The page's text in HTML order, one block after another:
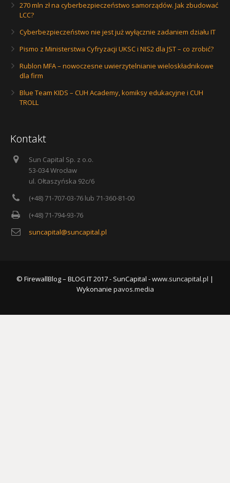
270 mln zł na cyberbezpieczeństwo samorządów. Jak zbudować
LCC?
Cyberbezpieczeństwo nie jest już wyłącznie zadaniem działu IT
Pismo z Ministerstwa Cyfryzacji UKSC i NIS2 dla JST – co zrobić?
Rublon MFA – nowoczesne uwierzytelnianie wieloskładnikowe
dla firm
Blue Team KIDS – CUH Academy, komiksy edukacyjne i CUH
TROLL
Kontakt
Sun Capital Sp. z o.o.
53-034 Wrocław
ul. Ołtaszyńska 92c/6
(+48) 71-707-03-76 lub 71-360-81-00
(+48) 71-794-93-76
suncapital@suncapital.pl
© FirewallBlog – BLOG IT 2017 - SunCapital -www.suncapital.pl |
Wykonanie pavos.media